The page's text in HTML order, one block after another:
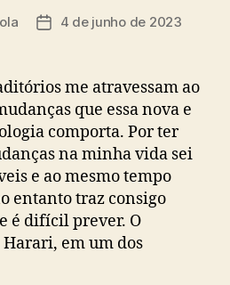
Data4 de junho de 2023
me atravessam ao
que essa nova e
comporta. Por ter
na minha vida sei
e ao mesmo tempo
entanto traz consigo
é difícil prever. O
em um dos